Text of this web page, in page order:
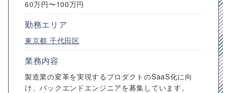
60万円〜100万円
勤務エリア
東京都 千代田区
業務内容
製造業の変革を実現するプロダクトのSaaS化に向
け、バックエンドエンジニアを募集しています。